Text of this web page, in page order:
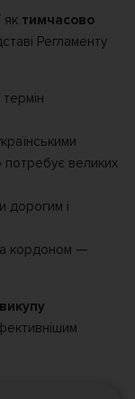
як тимчасово
Регламенту
великих
дорогим і
кордоном —